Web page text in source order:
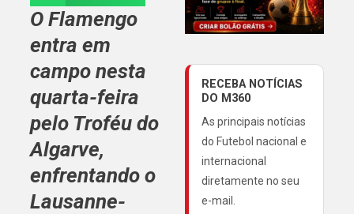
O Flamengo
entra em
campo nesta
quarta-feira
pelo Troféu do
Algarve,
enfrentando o
Lausanne-
RECEBA NOTÍCIAS
DO M360
As principais notícias
do Futebol nacional e
internacional
diretamente no seu
e-mail.